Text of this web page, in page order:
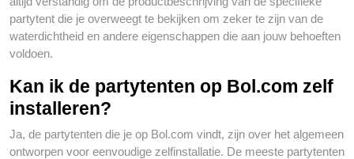
partytent die je overweegt te bekijken om zeker te zijn van de
waterdichtheid en andere eigenschappen die aan jouw behoeften
voldoen.
Kan ik de partytenten op Bol.com zelf
installeren?
Ja, de partytenten die je op Bol.com vindt, zijn over het algemeen
ontworpen voor eenvoudige zelfinstallatie. De meeste partytenten